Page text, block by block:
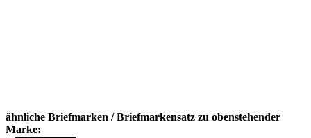
ähnliche Briefmarken / Briefmarkensatz zu obenstehender
Marke: